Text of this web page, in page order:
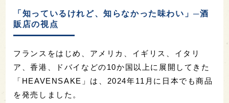
「知っているけれど、知らなかった味わい」─酒
販店の視点
フランスをはじめ、アメリカ、イギリス、イタリ
ア、香港、ドバイなどの10か国以上に展開してきた
「HEAVENSAKE」は、2024年11月に日本でも商品
を発売しました。